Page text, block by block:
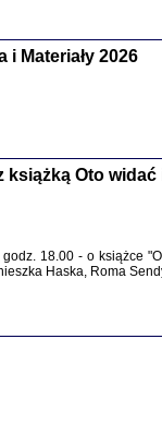
i Materiały 2026
Oto widać
18.00 - o książce
Haska, Roma